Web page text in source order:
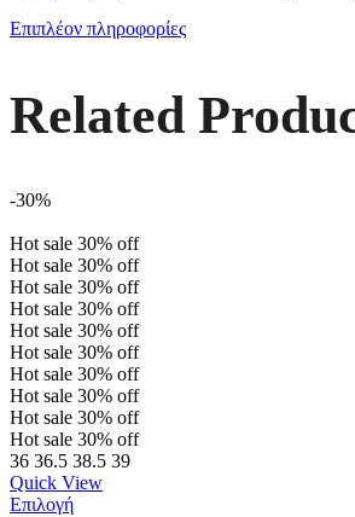
Επιπλέον πληροφορίες
Related
-30%
Hot sale 30% off
Hot sale 30% off
Hot sale 30% off
Hot sale 30% off
Hot sale 30% off
Hot sale 30% off
Hot sale 30% off
Hot sale 30% off
Hot sale 30% off
Hot sale 30% off
36 36.5 38.5 39
Quick View
Επιλογή